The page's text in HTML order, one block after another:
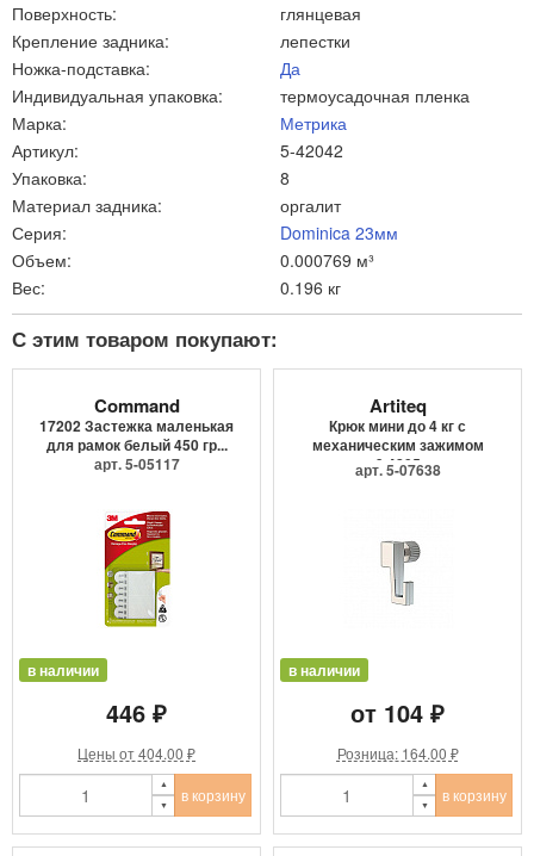
Поверхность:
глянцевая
Крепление задника:
лепестки
Ножка-подставка:
Да
Индивидуальная упаковка:
термоусадочная пленка
Марка:
Метрика
Артикул:
5-42042
Упаковка:
8
Материал задника:
оргалит
Серия:
Dominica 23мм
Объем:
0.000769 м³
Вес:
0.196 кг
С этим товаром покупают:
Command
17202 Застежка маленькая
для рамок белый 450 гр...
арт. 5-05117
в наличии
446 ₽
Цены от 404.00 ₽
в корзину
Artiteq
Крюк мини до 4 кг с
механическим зажимом
9.4205
арт. 5-07638
в наличии
от 104 ₽
Розница: 164.00 ₽
в корзину